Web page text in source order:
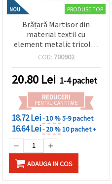
NOU PRODUSE TOP
Brățară Martisor din
material textil cu
element metalic tricolor
- 12 bucăți
COD: 700902
20.80 Lei 1-4 pachet
REDUCERI
PENTRU CANTITATE
18.72 Lei- 10 %5-9 pachet
16.64 Lei- 20 %10 pachet +
ADAUGA IN COS